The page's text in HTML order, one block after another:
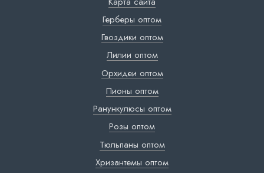
Герберы оптом
Гвоздики оптом
Лилии оптом
Орхидеи оптом
Пионы оптом
Ранункулюсы оптом
Розы оптом
Тюльпаны оптом
Хризантемы оптом